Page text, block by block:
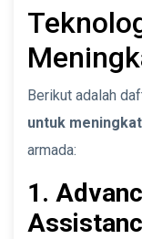
Berikut adalah
untuk
armada:
1.